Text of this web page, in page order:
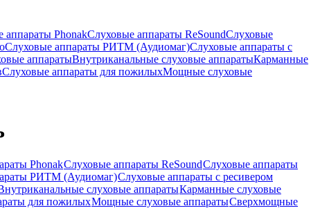
аппараты PhonakСлуховые аппараты ReSoundСлуховые
Слуховые аппараты РИТМ (Аудиомаг)Слуховые аппараты с
аппаратыВнутриканальные слуховые аппаратыКарманные
Слуховые аппараты для пожилыхМощные слуховые
PhonakСлуховые аппараты ReSoundСлуховые аппараты
РИТМ (Аудиомаг)Слуховые аппараты с ресивером
слуховые аппаратыКарманные слуховые
для пожилыхМощные слуховые аппаратыСверхмощные